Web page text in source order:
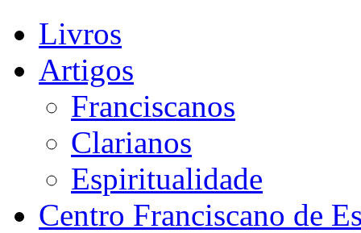
Livros
Artigos
Franciscanos
Clarianos
Espiritualidade
Centro Franciscano de